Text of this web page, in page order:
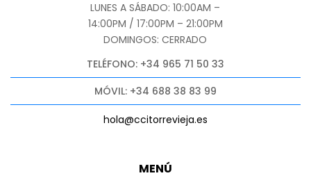
MENÚ
LUNES A SÁBADO: 10:00AM –
14:00PM / 17:00PM – 21:00PM
DOMINGOS: CERRADO
TELÉFONO: +34 965 71 50 33
MÓVIL: +34 688 38 83 99
hola@ccitorrevieja.es